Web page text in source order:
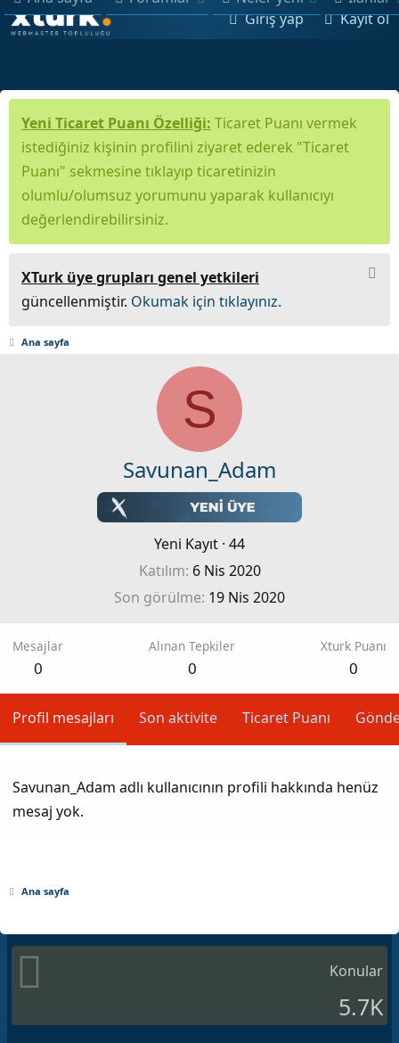
Giriş yap Kayıt ol
Yeni Ticaret Puanı Özelliği: Ticaret Puanı vermek
istediğiniz kişinin profilini ziyaret ederek "Ticaret
Puanı" sekmesine tıklayıp ticaretinizin
olumlu/olumsuz yorumunu yaparak kullanıcıyı
değerlendirebilirsiniz.
XTurk üye grupları genel yetkileri
güncellenmiştir. Okumak için tıklayınız.
Ana sayfa
S
Savunan_Adam
Yeni Kayıt · 44
Katılım 6 Nis 2020
Son görülme 19 Nis 2020
Mesajlar
0
Alınan Tepkiler
0
Xturk Puanı
0
Profil mesajları Son aktivite Ticaret Puanı
Savunan_Adam adlı kullanıcının profili hakkında henüz
mesaj yok.
Ana sayfa
Konular
5.7K